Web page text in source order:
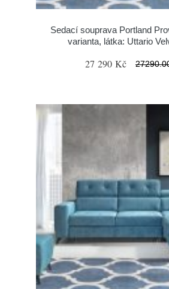
Sedací souprava Portland
varianta, látka: Uttario
27 290 Kč